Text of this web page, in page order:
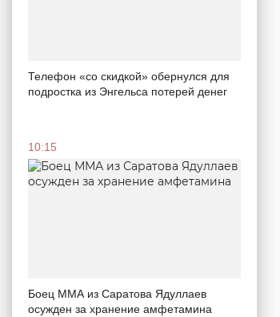
Телефон «со скидкой» обернулся для
подростка из Энгельса потерей денег
10:15
Боец ММА из Саратова Ядуллаев
осужден за хранение амфетамина